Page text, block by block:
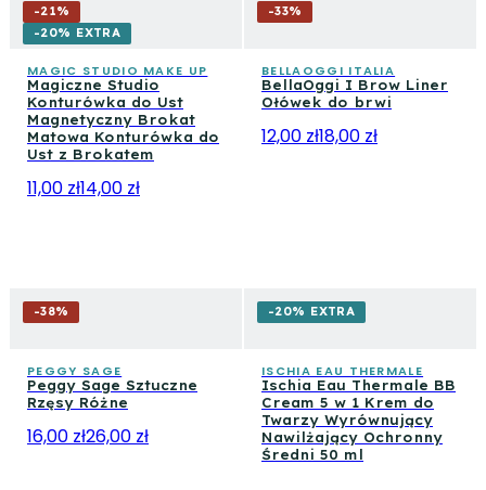
-21%
-20% EXTRA
MAGIC STUDIO MAKE UP
Magiczne Studio
Konturówka do Ust
Magnetyczny Brokat
Matowa Konturówka do
Ust z Brokatem
11,00 zł14,00 zł
-33%
BELLAOGGI ITALIA
BellaOggi I Brow Liner
Ołówek do brwi
12,00 zł18,00 zł
-38%
PEGGY SAGE
Peggy Sage Sztuczne
Rzęsy Różne
16,00 zł26,00 zł
-20% EXTRA
ISCHIA EAU THERMALE
Ischia Eau Thermale BB
Cream 5 w 1 Krem do
Twarzy Wyrównujący
Nawilżający Ochronny
Średni 50 ml